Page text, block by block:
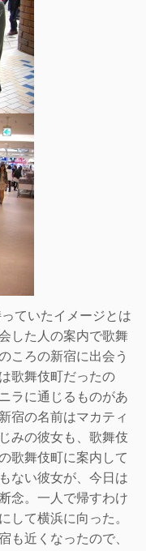
ていたイメージとは
した人の案内で歌舞
ころの新宿に出会う
歌舞伎町だったの
ラに通じるものがあ
宿の名前はマカティ
みの彼女も、歌舞伎
歌舞伎町に案内して
ない彼女が、今日は
念。一人で帰すわけ
して横浜に向った。
も近くなったので、